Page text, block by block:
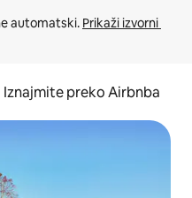
automatski. Prikaži izvorni
Iznajmite preko Airbnba